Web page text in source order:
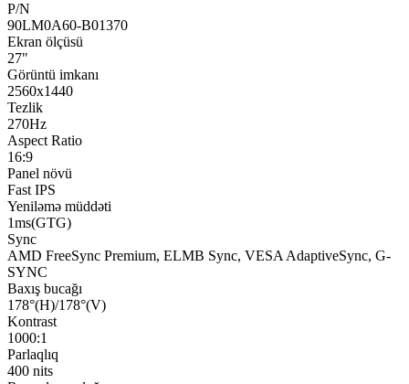
P/N
90LM0A60-B01370
Ekran ölçüsü
27"
Görüntü imkanı
2560x1440
Tezlik
270Hz
Aspect Ratio
16:9
Panel növü
Fast IPS
Yeniləmə müddəti
1ms(GTG)
Sync
AMD FreeSync Premium, ELMB Sync, VESA AdaptiveSync, G-
SYNC
Baxış bucağı
178°(H)/178°(V)
Kontrast
1000:1
Parlaqlıq
400 nits